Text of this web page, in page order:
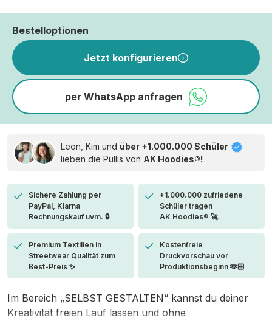
Bestelloptionen
Jetzt konfigurieren
per WhatsApp anfragen
Leon, Kim und über +1.000.000 Schüler
lieben die Pullis von AK Hoodies®!
Sichere Zahlung per
PayPal, Klarna
Rechnungskauf uvm. 🔒
+1.000.000 zufriedene
Schüler tragen
AK Hoodies® 🚀
Premium Textilien in
Streetwear Qualität zum
Best-Preis ✨
Kostenfreie
Druckvorschau vor
Produktionsbeginn 🫶🏻
Im Bereich „SELBST GESTALTEN“ kannst du deiner
Kreativität freien Lauf lassen und ohne